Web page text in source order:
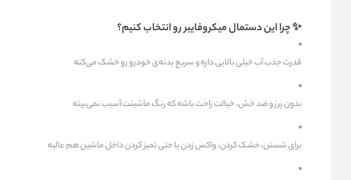
✨چرا ایندستمال میکروفایبررو انتخاب کنیم؟
قدرت جذب آب خیلی بالایی داره و سریع بدنه‌ی خودرو رو خشک می‌کنه
بدون پرز و ضد خش، خیالت راحت باشه که رنگ ماشینت آسیب نمی‌بینه
برای شستن، خشک کردن، واکس زدن یا حتی تمیز کردن داخل ماشین هم عالیه